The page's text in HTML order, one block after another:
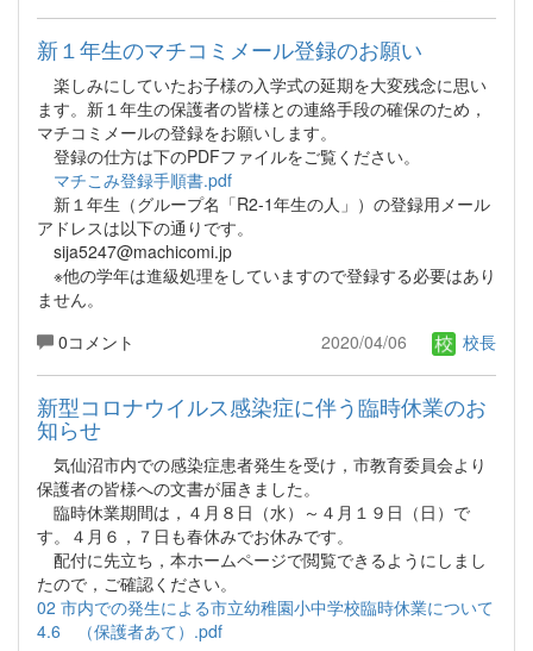
新１年生のマチコミメール登録のお願い
楽しみにしていたお子様の入学式の延期を大変残念に思い
ます。新１年生の保護者の皆様との連絡手段の確保のため，
マチコミメールの登録をお願いします。
登録の仕方は下のPDFファイルをご覧ください。
マチこみ登録手順書.pdf
新１年生（グループ名「R2-1年生の人」）の登録用メール
アドレスは以下の通りです。
sija5247@machicomi.jp
※他の学年は進級処理をしていますので登録する必要はあり
ません。
0コメント
2020/04/06 校長
新型コロナウイルス感染症に伴う臨時休業のお
知らせ
気仙沼市内での感染症患者発生を受け，市教育委員会より
保護者の皆様への文書が届きました。
臨時休業期間は，４月８日（水）～４月１９日（日）で
す。４月６，７日も春休みでお休みです。
配付に先立ち，本ホームページで閲覧できるようにしまし
たので，ご確認ください。
02 市内での発生による市立幼稚園小中学校臨時休業について
4.6 （保護者あて）.pdf